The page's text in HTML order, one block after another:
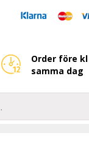
Order före
samma dag